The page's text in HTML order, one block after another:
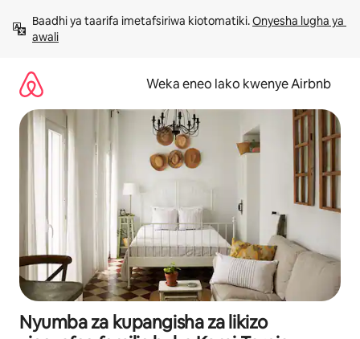
kwenda
kwenye
Baadhi ya taarifa imetafsiriwa kiotomatiki. Onyesha lugha ya
awali
Weka eneo lako kwenye Airbnb
Nyumba za kupangisha za likizo